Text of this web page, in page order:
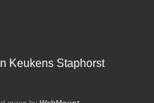
Keukens Staphorst